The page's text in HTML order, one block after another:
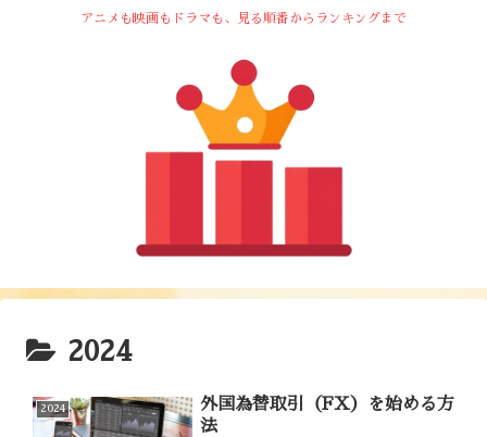
アニメも映画もドラマも、見る順番からランキングまで
2024
2024
外国為替取引（FX）を始める方
法